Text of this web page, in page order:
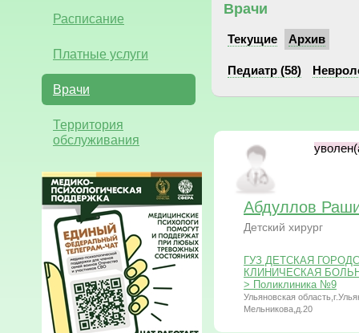
Расписание
Платные услуги
Врачи
Территория
обслуживания
Врачи
Текущие Архив
Педиатр (58)
Абдуллов
Детский хирург
ГУЗ ДЕТСКАЯ
КЛИНИЧЕСКАЯ
> Поликлиника №9
Ульяновская
Мельникова,д.20